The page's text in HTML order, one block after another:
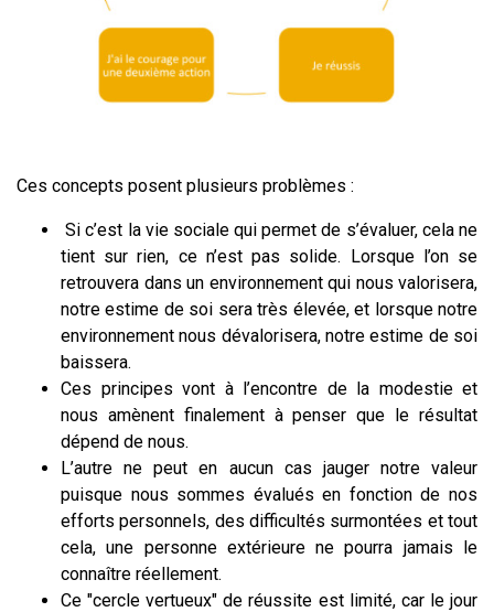
Ces concepts posent plusieurs problèmes :
Si c’est la vie sociale qui permet de s’évaluer, cela ne
tient sur rien, ce n’est pas solide. Lorsque l’on se
retrouvera dans un environnement qui nous valorisera,
notre estime de soi sera très élevée, et lorsque notre
environnement nous dévalorisera, notre estime de soi
baissera.
Ces principes vont à l’encontre de la modestie et
nous amènent finalement à penser que le résultat
dépend de nous.
L’autre ne peut en aucun cas jauger notre valeur
puisque nous sommes évalués en fonction de nos
efforts personnels, des difficultés surmontées et tout
cela, une personne extérieure ne pourra jamais le
connaître réellement.
Ce "cercle vertueux" de réussite est limité, car le jour